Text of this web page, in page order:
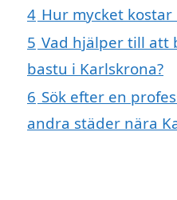
4 Hur mycket
5 Vad hjälper till att
bastu i Karlskrona?
6 Sök efter en
andra städer nära